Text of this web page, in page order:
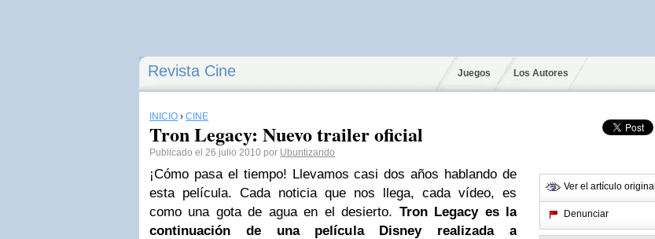
Revista Cine Juegos Los Autores
INICIO › CINE
Tron Legacy: Nuevo trailer oficial
Publicado el 26 julio 2010 por Ubuntizando
¡Cómo pasa el tiempo! Llevamos casi dos años hablando de
esta película. Cada noticia que nos llega, cada vídeo, es
como una gota de agua en el desierto. Tron Legacy es la
continuación de una película Disney realizada a
Ver el artículo original
Denunciar